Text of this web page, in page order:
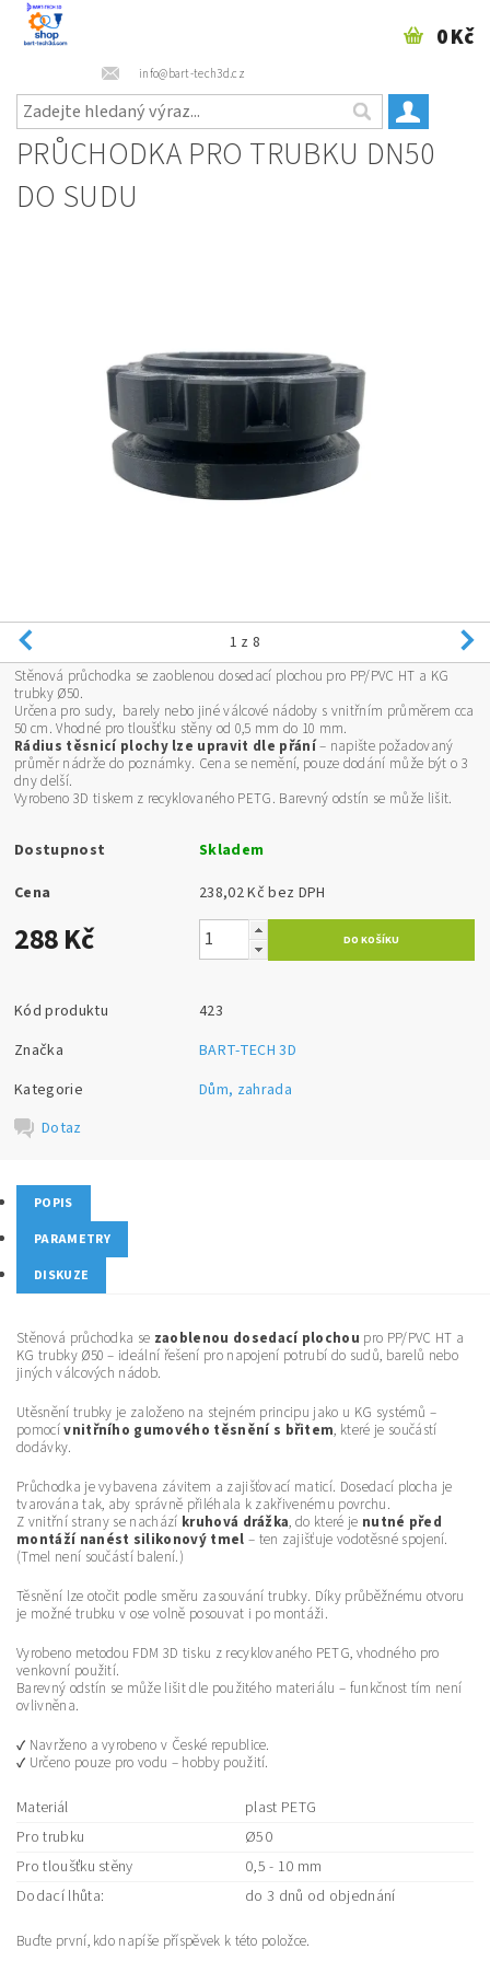
info@bart-tech3d.cz
0 Kč
PRŮCHODKA PRO TRUBKU DN50
DO SUDU
1 z 8
Stěnová průchodka se zaoblenou dosedací plochou pro PP/PVC HT a KG
trubky Ø50.
Určena pro sudy, barely nebo jiné válcové nádoby s vnitřním průměrem cca
50 cm. Vhodné pro tloušťku stěny od 0,5 mm do 10 mm.
Rádius těsnicí plochy lze upravit dle přání– napište požadovaný
průměr nádrže do poznámky. Cena se nemění, pouze dodání může být o 3
dny delší.
Vyrobeno 3D tiskem z recyklovaného PETG. Barevný odstín se může lišit.
Dostupnost
Skladem
Cena
238,02 Kč bez DPH
288 Kč
Kód produktu
423
Značka
BART-TECH 3D
Kategorie
Dům, zahrada
Dotaz
POPIS
PARAMETRY
DISKUZE
Stěnová průchodka se zaoblenou dosedací plochou pro PP/PVC HT a
KG trubky Ø50 – ideální řešení pro napojení potrubí do sudů, barelů nebo
jiných válcových nádob.
Utěsnění trubky je založeno na stejném principu jako u KG systémů –
pomocívnitřního gumového těsnění s břitem, které je součástí
dodávky.
Průchodka je vybavena závitem a zajišťovací maticí. Dosedací plocha je
tvarována tak, aby správně přiléhala k zakřivenému povrchu.
Z vnitřní strany se nachází kruhová drážka, do které je nutné před
montáží nanést silikonový tmel – ten zajišťuje vodotěsné spojení.
(Tmel není součástí balení.)
Těsnění lze otočit podle směru zasouvání trubky. Díky průběžnému otvoru
je možné trubku v ose volně posouvat i po montáži.
Vyrobeno metodou FDM 3D tisku z recyklovaného PETG, vhodného pro
venkovní použití.
Barevný odstín se může lišit dle použitého materiálu – funkčnost tím není
ovlivněna.
✔ Navrženo a vyrobeno v České republice.
✔ Určeno pouze pro vodu – hobby použití.
Materiál
plast PETG
Pro trubku
Ø50
Pro tloušťku stěny
0,5 - 10 mm
Dodací lhůta:
do 3 dnů od objednání
Buďte první, kdo napíše příspěvek k této položce.